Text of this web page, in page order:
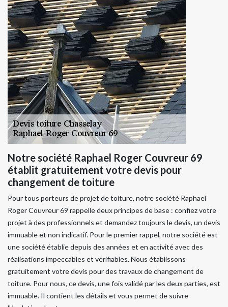
Notre société Raphael Roger Couvreur 69
établit gratuitement votre devis pour
changement de toiture
Pour tous porteurs de projet de toiture, notre société Raphael
Roger Couvreur 69 rappelle deux principes de base : confiez votre
projet à des professionnels et demandez toujours le devis, un devis
immuable et non indicatif. Pour le premier rappel, notre société est
une société établie depuis des années et en activité avec des
réalisations impeccables et vérifiables. Nous établissons
gratuitement votre devis pour des travaux de changement de
toiture. Pour nous, ce devis, une fois validé par les deux parties, est
immuable. Il contient les détails et vous permet de suivre